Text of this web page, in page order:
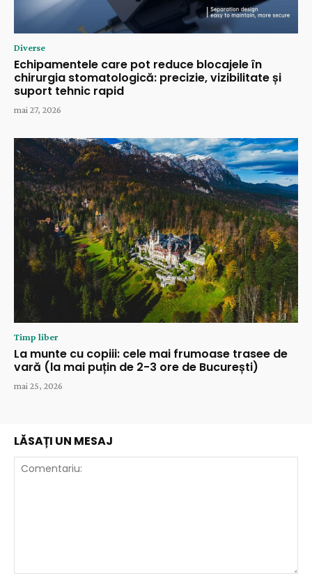
Diverse
Echipamentele care pot reduce blocajele în
chirurgia stomatologică: precizie, vizibilitate și
suport tehnic rapid
mai 27, 2026
Timp liber
La munte cu copiii: cele mai frumoase trasee de
vară (la mai puțin de 2-3 ore de București)
mai 25, 2026
LĂSAȚI UN MESAJ